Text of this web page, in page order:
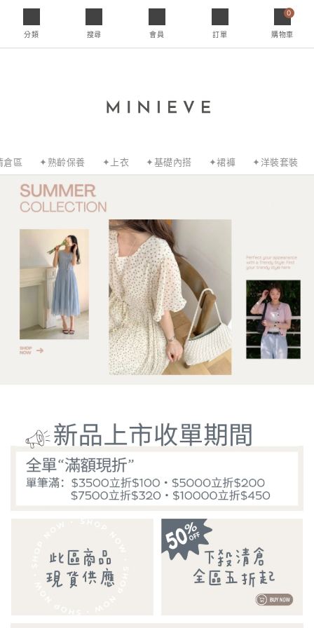
分類 搜尋 會員 訂單
0
購物車
倉區 ✦熟齡保養 ✦上衣 ✦基礎內搭 ✦裙褲 ✦洋裝套裝